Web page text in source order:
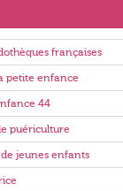
françaises
petite enfance
44
puériculture
jeunes enfants